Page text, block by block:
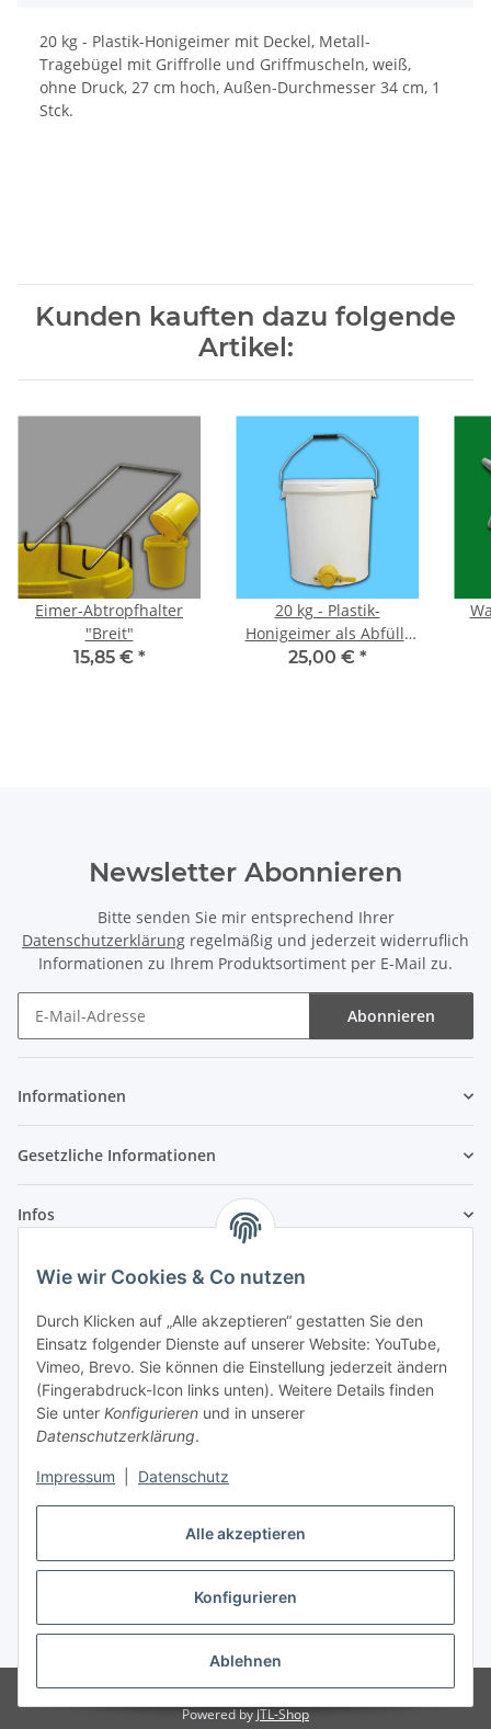
Alle akzeptieren
Konfigurieren
Ablehnen
Wie wir Cookies & Co nutzen
Durch Klicken auf „Alle akzeptieren“ gestatten Sie den
Einsatz folgender Dienste auf unserer Website: YouTube,
Vimeo, Brevo. Sie können die Einstellung jederzeit ändern
(Fingerabdruck-Icon links unten). Weitere Details finden
Sie unter Konfigurieren und in unserer
Datenschutzerklärung.
Impressum Datenschutz
20 kg - Plastik-Honigeimer mit Deckel, Metall-
Tragebügel mit Griffrolle und Griffmuscheln, weiß,
ohne Druck, 27 cm hoch, Außen-Durchmesser 34 cm, 1
Stck.
Kunden kauften dazu folgende
Artikel:
Eimer-Abtropfhalter
"Breit"
15,85 € *
20 kg - Plastik-
Honigeimer als Abfüll-
Behälter mit Plastik-
25,00 € *
Newsletter Abonnieren
Bitte senden Sie mir entsprechend Ihrer
Datenschutzerklärung regelmäßig und jederzeit widerruflich
Informationen zu Ihrem Produktsortiment per E-Mail zu.
Abonnieren
Informationen
Gesetzliche Informationen
Infos
Laden - Öffnungszeiten:
Montag 09:00Uhr bis
16:00 Uhr
Dienstag
09:00 Uhr bis
17:00 Uhr
Mittwoch
09:00 Uhr bis 16:00 Uhr
Donnerstag
09:00 Uhr bis
17:00 Uhr
Freitag
09:00 Uhr
Samstag
09:00 Uhr
Vertrag widerrufen
* Alle Preise inkl. gesetzlicher USt., zzgl.Versand
© by WIENOLD. All Rights Reserved.
Powered byJTL-Shop